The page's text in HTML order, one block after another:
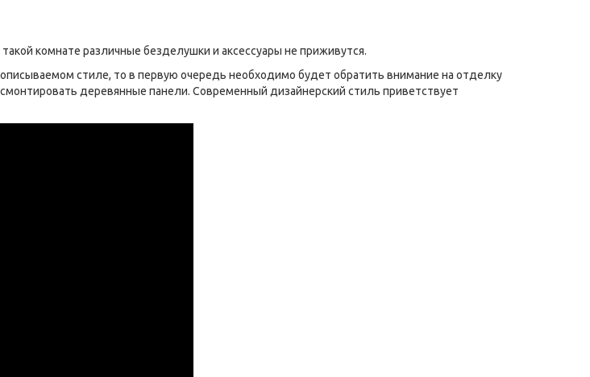
комнате различные безделушки и аксессуары не приживутся.
стиле, то в первую очередь необходимо будет обратить внимание на отделку
деревянные панели. Современный дизайнерский стиль приветствует